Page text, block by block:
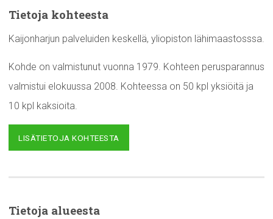
Tietoja kohteesta
Kaijonharjun palveluiden keskellä, yliopiston lähimaastosssa.
Kohde on valmistunut vuonna 1979. Kohteen perusparannus
valmistui elokuussa 2008. Kohteessa on 50 kpl yksiöitä ja
10 kpl kaksioita.
LISÄTIETOJA KOHTEESTA
Tietoja alueesta